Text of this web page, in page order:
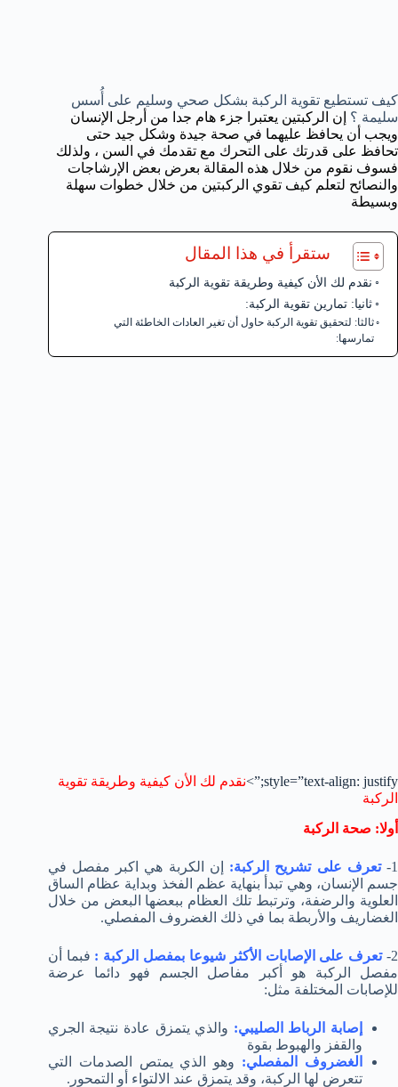
كيف تستطيع تقوية الركبة بشكل صحي وسليم على أُسس
سليمة ؟ إن الركبتين يعتبرا جزء هام جدا من أرجل الإنسان
ويجب أن يحافظ عليهما في صحة جيدة وشكل جيد حتى
تحافظ على قدرتك على التحرك مع تقدمك في السن ، ولذلك
فسوف نقوم من خلال هذه المقالة بعرض بعض الإرشاجات
والنصائح لتعلم كيف تقوي الركبتين من خلال خطوات سهلة
وبسيطة
ستقرأ في هذا المقال
نقدم لك الأن كيفية وطريقة تقوية الركبة
ثانيا: تمارين تقوية الركبة:
ثالثا: لتحقيق تقوية الركبة حاول أن تغير العادات الخاطئة التي
تمارسها:
style=”text-align: justify;”>
نقدم لك الأن كيفية وطريقة تقوية
الركبة
أولا: صحة الركبة
1- تعرف على تشريح الركبة: إن الكربة هي اكبر مفصل في
جسم الإنسان، وهي تبدأ بنهاية عظم الفخذ وبداية عظام الساق
العلوية والرضفة، وترتبط تلك العظام ببعضها البعض من خلال
الغضاريف والأربطة بما في ذلك الغضروف المفصلي.
2- تعرف على الإصابات الأكثر شيوعا بمفصل الركبة : فبما أن
مفصل الركبة هو أكبر مفاصل الجسم فهو دائما عرضة
للإصابات المختلفة مثل:
إصابة الرباط الصليبي: والذي يتمزق عادة نتيجة الجري
والقفز والهبوط بقوة
الغضروف المفصلي: وهو الذي يمتص الصدمات التي
تتعرض لها الركبة، وقد يتمزق عند الالتواء أو التمحور.